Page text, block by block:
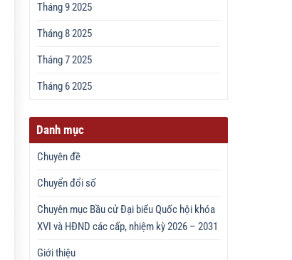
Tháng 9 2025
Tháng 8 2025
Tháng 7 2025
Tháng 6 2025
Danh mục
Chuyên đề
Chuyển đổi số
Chuyên mục Bầu cử Đại biểu Quốc hội khóa
XVI và HĐND các cấp, nhiệm kỳ 2026 – 2031
Giới thiệu